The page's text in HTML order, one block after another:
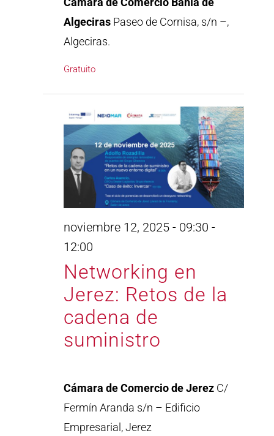
Algeciras Paseo de Cornisa, s/n –,
Algeciras.
Gratuito
Networking en
Jerez: Retos de la
cadena de
suministro
noviembre 12, 2025 - 09:30 -
12:00
Cámara de Comercio de Jerez C/
Fermín Aranda s/n – Edificio
Empresarial, Jerez